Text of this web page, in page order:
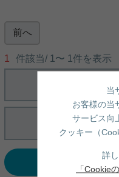
店舗・
今回
カス
リフ
下さ
前へ
1 件該当/ 1 〜 1 件を表示
選択中
当
お客様の当
サービス向
クッキー（
詳
「Cookie